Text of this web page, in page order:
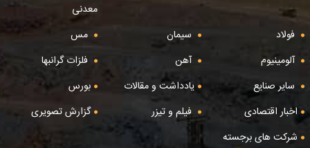
معدنی
فولاد
سیمان
مس
آلومینیوم
آهن
فلزات گرانبها
سایر صنایع
یادداشت و مقالات
بورس
اخبار اقتصادی
فیلم و تیزر
گزارش تصویری
شرکت های برجسته